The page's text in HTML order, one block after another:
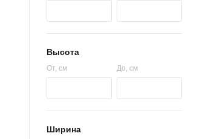
Высота
От, см До, см
Ширина